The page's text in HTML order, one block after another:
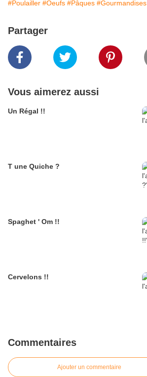
#Poulailler #Oeufs #Pâques #Gourmandises
Partager
Vous aimerez aussi
Un Régal !!
T une Quiche ?
Spaghet ' Om !!
Cervelons !!
Commentaires
Ajouter un commentaire